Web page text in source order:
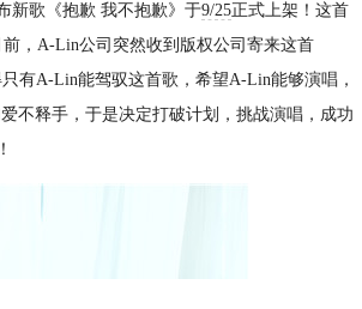
新歌《抱歉 我不抱歉》于9/25正式上架！这首
， A-Lin公司突然收到版权公司寄来这首
有A-Lin能驾驭这首歌，希望A-Lin能够演唱，
不释手，于是决定打破计划，挑战演唱，成功